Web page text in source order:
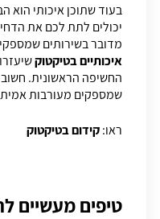
בעוד שתוכן איכותי הוא
יכולים לתת לכם את
מדובר בשירותים
איכותיים בטיקטוק
החשיפה הראשונית. חשוב
שמספקים מעורבות
ראו:קידום בטיקטוק
טיפים מעשיים